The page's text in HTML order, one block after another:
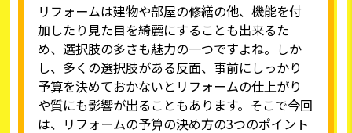
リフォームは建物や部屋の修繕の他、機能を付
加したり見た目を綺麗にすることも出来るた
め、選択肢の多さも魅力の一つですよね。しか
し、多くの選択肢がある反面、事前にしっかり
予算を決めておかないとリフォームの仕上がり
や質にも影響が出ることもあります。そこで今回
は、リフォームの予算の決め方の3つのポイント